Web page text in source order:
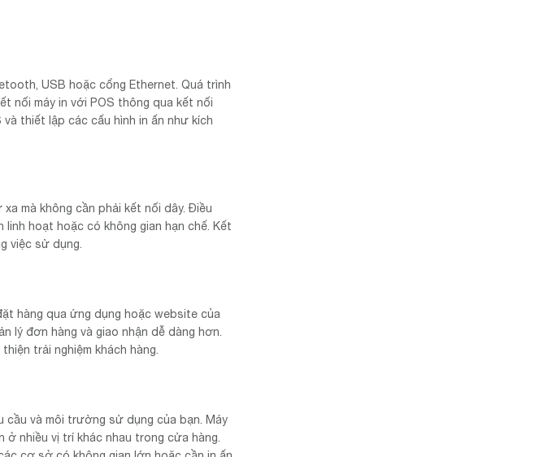
USB hoặc cổng Ethernet. Quá trình
nối máy in với POS thông qua kết nối
thiết lập các cấu hình in ấn như kích
mà không cần phải kết nối dây. Điều
hoạt hoặc có không gian hạn chế. Kết
việc sử dụng.
hàng qua ứng dụng hoặc website của
lý đơn hàng và giao nhận dễ dàng hơn.
trải nghiệm khách hàng.
cầu và môi trường sử dụng của bạn. Máy
nhiều vị trí khác nhau trong cửa hàng.